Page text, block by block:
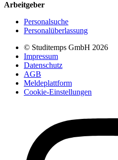
Arbeitgeber
Personalsuche
Personalüberlassung
© Studitemps GmbH 2026
Impressum
Datenschutz
AGB
Meldeplattform
Cookie-Einstellungen